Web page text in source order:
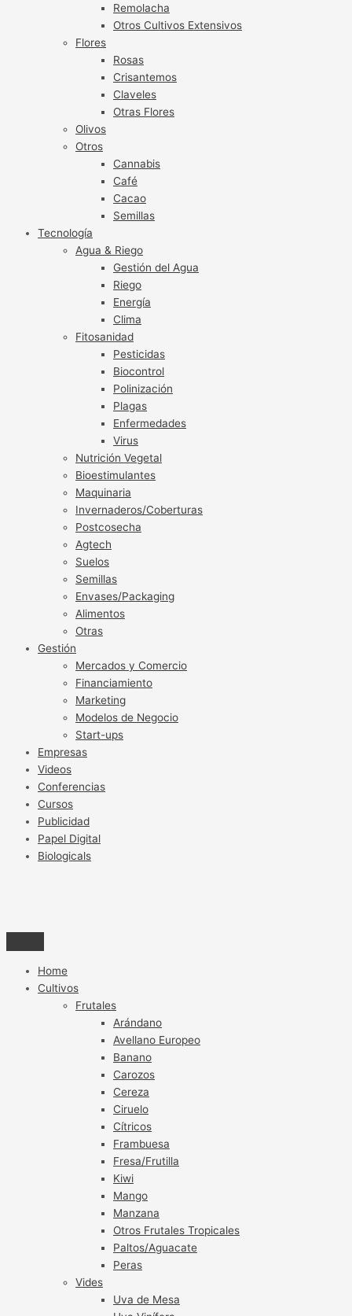
Remolacha
Otros Cultivos Extensivos
Flores
Rosas
Crisantemos
Claveles
Otras Flores
Olivos
Otros
Cannabis
Café
Cacao
Semillas
Tecnología
Agua & Riego
Gestión del Agua
Riego
Energía
Clima
Fitosanidad
Pesticidas
Biocontrol
Polinización
Plagas
Enfermedades
Virus
Nutrición Vegetal
Bioestimulantes
Maquinaria
Invernaderos/Coberturas
Postcosecha
Agtech
Suelos
Semillas
Envases/Packaging
Alimentos
Otras
Gestión
Mercados y Comercio
Financiamiento
Marketing
Modelos de Negocio
Start-ups
Empresas
Videos
Conferencias
Cursos
Publicidad
Papel Digital
Biologicals
Home
Cultivos
Frutales
Arándano
Avellano Europeo
Banano
Carozos
Cereza
Ciruelo
Cítricos
Frambuesa
Fresa/Frutilla
Kiwi
Mango
Manzana
Otros Frutales Tropicales
Paltos/Aguacate
Peras
Vides
Uva de Mesa